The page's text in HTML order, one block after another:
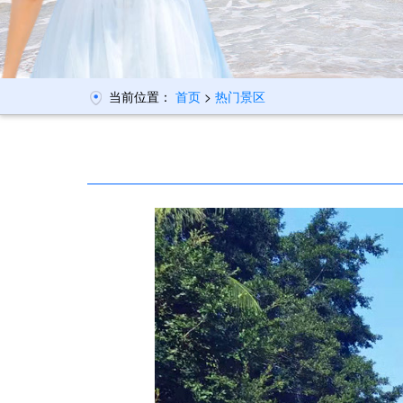
当前位置： 首页 > 热门景区